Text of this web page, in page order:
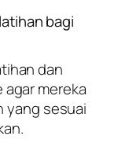
bagi
dan
mereka
yang sesuai